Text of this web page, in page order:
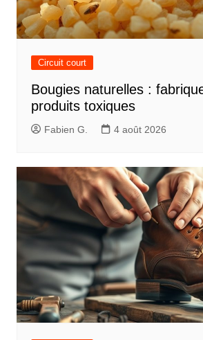
Circuit court
Bougies naturelles :
produits toxiques
Fabien G. 4 août 2026